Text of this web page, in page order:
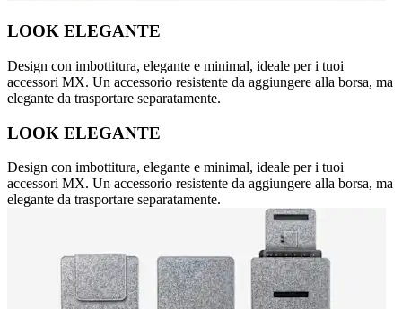
LOOK ELEGANTE
Design con imbottitura, elegante e minimal, ideale per i tuoi
accessori MX. Un accessorio resistente da aggiungere alla borsa, ma
elegante da trasportare separatamente.
LOOK ELEGANTE
Design con imbottitura, elegante e minimal, ideale per i tuoi
accessori MX. Un accessorio resistente da aggiungere alla borsa, ma
elegante da trasportare separatamente.